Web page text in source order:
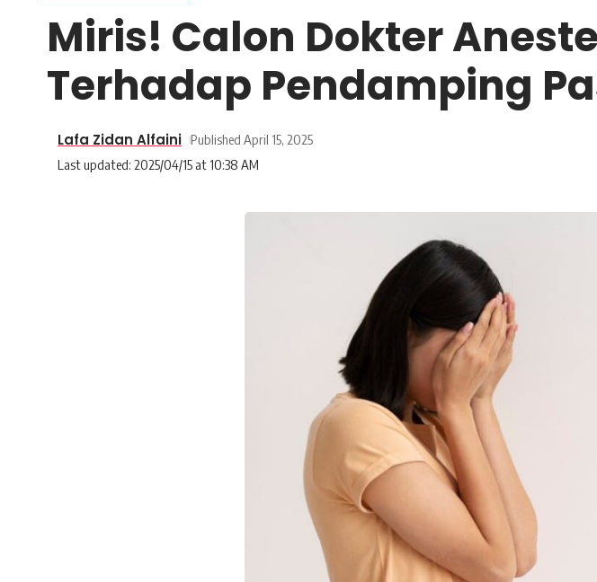
Miris! Calon Dokter
Terhadap Pendamping
Last updated: 2025/04/15 at 10:38 AM
Lafa Zidan Alfaini Published April 15, 2025